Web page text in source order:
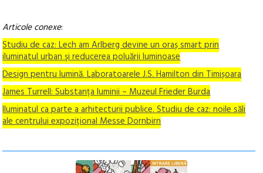
Articole conexe:
Studiu de caz: Lech am Arlberg devine un oraș smart prin
iluminatul urban şi reducerea poluării luminoase
Design pentru lumină. Laboratoarele J.S. Hamilton din Timișoara
James Turrell: Substanța luminii – Muzeul Frieder Burda
Iluminatul ca parte a arhitecturii publice. Studiu de caz: noile săli
ale centrului expozițional Messe Dornbirn